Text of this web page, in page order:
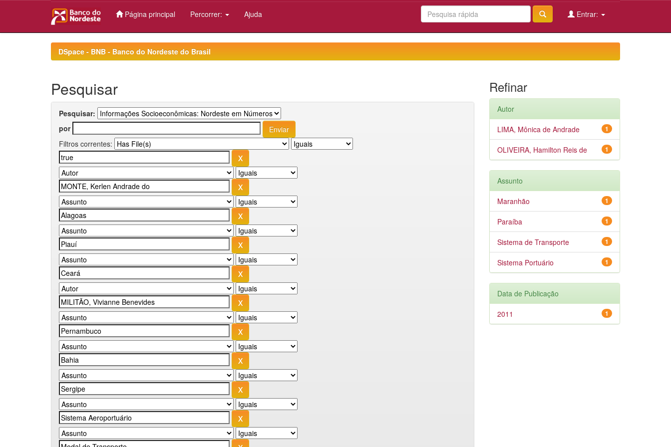
Página principal Percorrer: Ajuda Entrar:
DSpace - BNB - Banco do Nordeste do Brasil
Pesquisar
Pesquisar:
por
Filtros correntes:
Refinar
Autor
1
LIMA, Mônica de Andrade
1
OLIVEIRA, Hamilton Reis de
Assunto
1
Maranhão
1
Paraíba
1
Sistema de Transporte
1
Sistema Portuário
Data de Publicação
1
2011